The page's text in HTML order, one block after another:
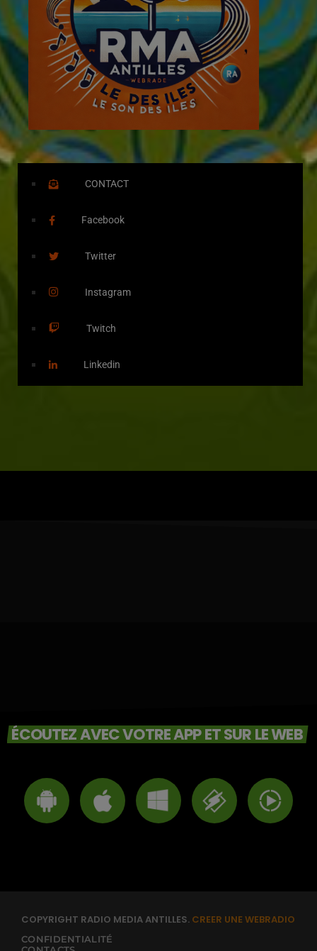
CONTACT
Facebook
Twitter
Instagram
Twitch
Linkedin
ÉCOUTEZ AVEC VOTRE APP ET SUR LE WEB
COPYRIGHT RADIO MEDIA ANTILLES. CREER UNE WEBRADIO
CONFIDENTIALITÉ